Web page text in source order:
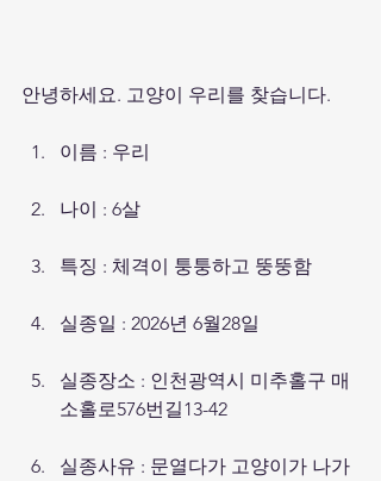
안녕하세요. 고양이 우리를 찾습니다.
이름 : 우리
나이 : 6살
특징 : 체격이 퉁퉁하고 뚱뚱함
실종일 : 2026년 6월28일
실종장소 : 인천광역시 미추홀구 매
소홀로576번길13-42
실종사유 : 문열다가 고양이가 나가